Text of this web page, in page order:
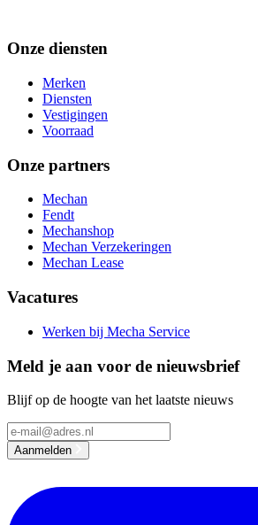
Onze diensten
Merken
Diensten
Vestigingen
Voorraad
Onze partners
Mechan
Fendt
Mechanshop
Mechan Verzekeringen
Mechan Lease
Vacatures
Werken bij Mecha Service
Meld je aan voor de nieuwsbrief
Blijf op de hoogte van het laatste nieuws
Email address
Aanmelden